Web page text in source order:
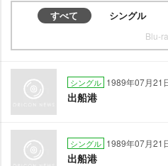
すべて シングル
Blu-
シングル 1989年07月21
出船港
シングル 1989年07月21
出船港